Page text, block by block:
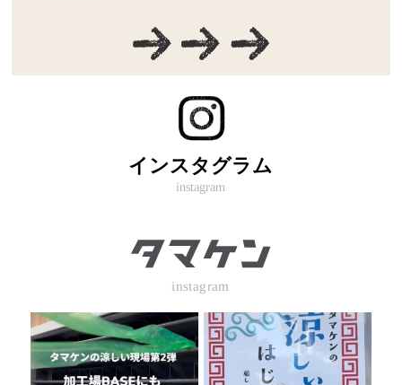
インスタグラム
instagram
instagram